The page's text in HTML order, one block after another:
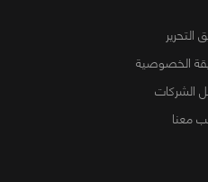
التحرير
الخصوصية
الشركات
معنا